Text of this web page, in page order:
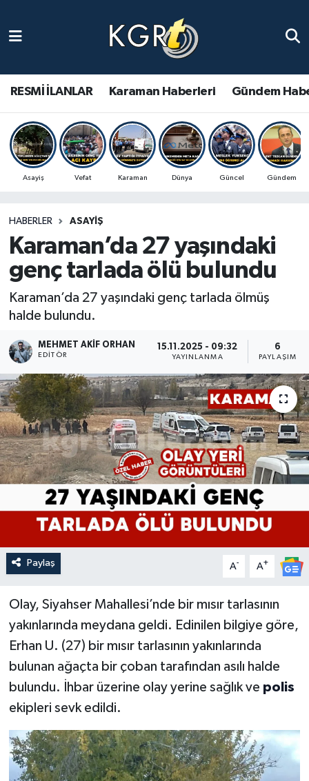
RESMİ İLANLAR Karaman Haberleri Gündem
Asayiş Vefat Karaman Dünya Güncel Gündem
HABERLER ASAYIŞ
Karaman’da 27 yaşındaki
genç tarlada ölü bulundu
Karaman’da 27 yaşındaki genç tarlada ölmüş
halde bulundu.
MEHMET AKIF ORHAN
EDITÖR
15.11.2025 - 09:32
YAYINLANMA
6
PAYLAŞIM
Paylaş A- A+
Olay, Siyahser Mahallesi’nde bir mısır tarlasının
yakınlarında meydana geldi. Edinilen bilgiye göre,
Erhan U. (27) bir mısır tarlasının yakınlarında
bulunan ağaçta bir çoban tarafından asılı halde
bulundu. İhbar üzerine olay yerine sağlık ve polis
ekipleri sevk edildi.
Gündem Haberleri
Güncel Haberler
Spor Haberleri
Ulusal Haberler
Vefat Edenler